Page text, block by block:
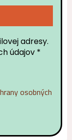
adresy.
údajov *
osobných